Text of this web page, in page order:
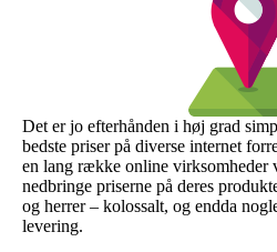
Det er jo efterhånden i høj grad
bedste priser på diverse internet
en lang række online virksomheder
nedbringe priserne på deres
og herrer – kolossalt, og endda
levering.